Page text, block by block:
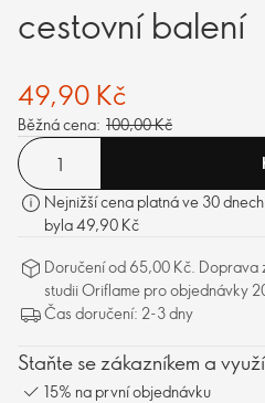
cestovní balení
49,90 Kč
Běžná cena: 100,00 Kč
Nejnižší cena platná ve 30
byla 49,90 Kč
Doručení od 65,00 Kč. Doprava
studii Oriflame pro objednávky
Čas doručení: 2-3 dny
Staňte se zákazníkem a
15% na první objednávku